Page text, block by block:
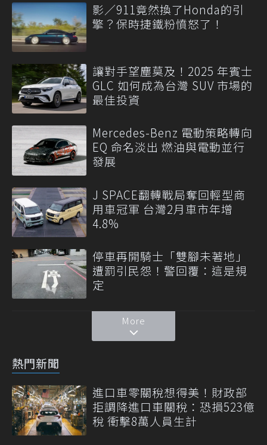
影／911竟然換了Honda的引
擎？保時捷鐵粉憤怒了！
讓對手望塵莫及！2025 年賓士
GLC 如何成為台灣 SUV 市場的
最佳投資
Mercedes-Benz 電動策略轉向
EQ 命名淡出 燃油與電動並行
發展
J SPACE翻轉戰局奪回輕型商
用車冠軍 台灣2月車市年增
4.8%
停車再開騎士「雙腳未著地」
遭罰引民怨！警回覆：這是規
定
More
熱門新聞
進口車零關稅想得美！財政部
拒調降進口車關稅：恐損523億
稅 衝擊8萬人員生計